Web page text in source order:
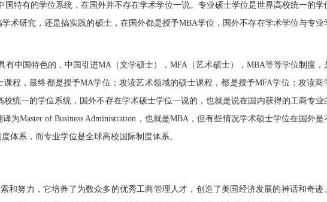
国特有的学位系统，在国外并不存在学术学位一说。专业硕士学位是世界高校统一的学
术研究，还是搞实践的硕士，在国外都是授予MBA学位，国外不存在学术学位与专业
有中国特色的，中国引进MA（文学硕士），MFA（艺术硕士），MBA等等学位制度，
程，最终都是授予MA学位；攻读艺术领域的硕士课程，都是授予MFA学位；攻读商
统一的学位系统，国外不存在学术硕士学位一说的，也就是说在国内获得的工商专业
为Master of Business Administration，也就是MBA，但有些情况学术硕士学位在国外是
体系，而专业学位是全球高校国际制度体系。
和努力，它培养了为数众多的优秀工商管理人才，创造了美国经济发展的神话和奇迹